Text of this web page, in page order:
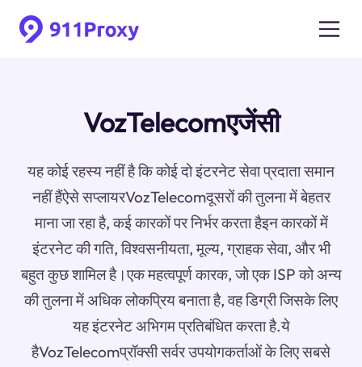
VozTelecomएजेंसी
यह कोई रहस्य नहीं है कि कोई दो इंटरनेट सेवा प्रदाता समान
नहीं हैंऐसे सप्लायरVozTelecomदूसरों की तुलना में बेहतर
माना जा रहा है, कई कारकों पर निर्भर करता हैइन कारकों में
इंटरनेट की गति, विश्वसनीयता, मूल्य, ग्राहक सेवा, और भी
बहुत कुछ शामिल है।एक महत्वपूर्ण कारक, जो एक ISP को अन्य
की तुलना में अधिक लोकप्रिय बनाता है, वह डिग्री जिसके लिए
यह इंटरनेट अभिगम प्रतिबंधित करता है.ये
हैVozTelecomप्रॉक्सी सर्वर उपयोगकर्ताओं के लिए सबसे